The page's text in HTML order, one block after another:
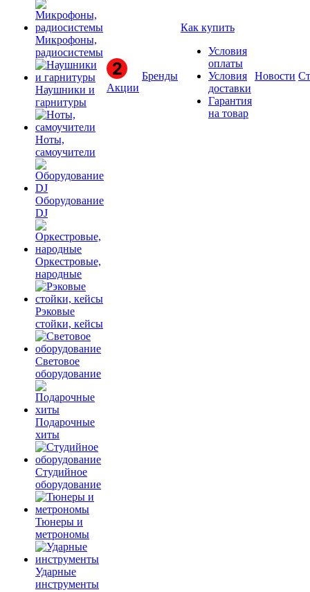
Микрофоны,
радиосистемы
Наушники и
гарнитуры
Ноты,
самоучители
Оборудование
DJ
Оркестровые,
народные
Рэковые
стойки, кейсы
Световое
оборудование
Подарочные
хиты
Студийное
оборудование
Тюнеры и
метрономы
Ударные
инструменты
Акции
Бренды
Как купить
Условия
оплаты
Условия
доставки
Гарантия
на товар
Новости